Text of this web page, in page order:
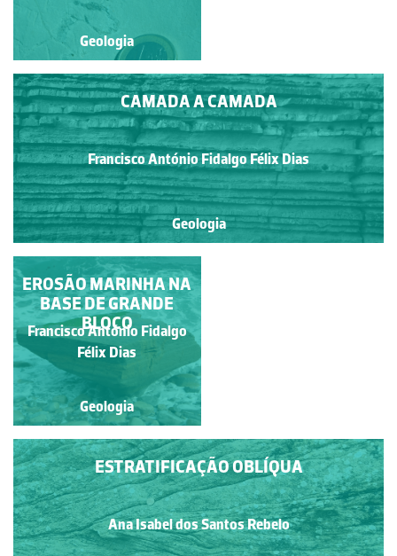
Geologia
CAMADA A CAMADA
Francisco António Fidalgo Félix Dias
Geologia
Geologia
ESTRATOS
SEDIMENTARES
INCLINADOS
Francisca Maria Fernandes
Mendonça de Carvalho
Geologia
ESTRATIFICAÇÃO OBLÍQUA
Ana Isabel dos Santos Rebelo
EROSÃO MARINHA NA
BASE DE GRANDE
BLOCO
Francisco António Fidalgo
Félix Dias
Geologia